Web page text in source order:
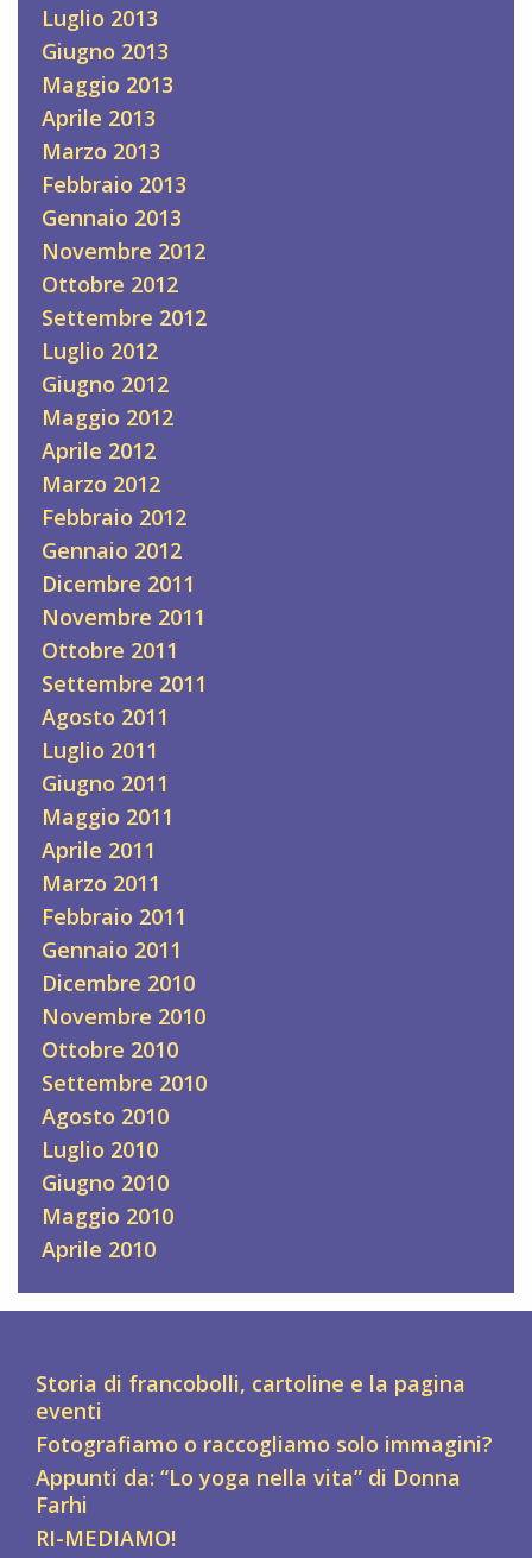
Luglio 2013
Giugno 2013
Maggio 2013
Aprile 2013
Marzo 2013
Febbraio 2013
Gennaio 2013
Novembre 2012
Ottobre 2012
Settembre 2012
Luglio 2012
Giugno 2012
Maggio 2012
Aprile 2012
Marzo 2012
Febbraio 2012
Gennaio 2012
Dicembre 2011
Novembre 2011
Ottobre 2011
Settembre 2011
Agosto 2011
Luglio 2011
Giugno 2011
Maggio 2011
Aprile 2011
Marzo 2011
Febbraio 2011
Gennaio 2011
Dicembre 2010
Novembre 2010
Ottobre 2010
Settembre 2010
Agosto 2010
Luglio 2010
Giugno 2010
Maggio 2010
Aprile 2010
Storia di francobolli, cartoline e la pagina
eventi
Fotografiamo o raccogliamo solo immagini?
Appunti da: “Lo yoga nella vita” di Donna
Farhi
RI-MEDIAMO!